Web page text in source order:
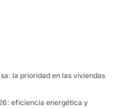
la prioridad en las viviendas
eficiencia energética y